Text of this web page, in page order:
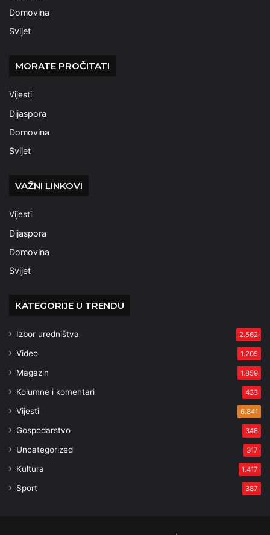
Domovina
Svijet
MORATE PROČITATI
Vijesti
Dijaspora
Domovina
Svijet
VAŽNI LINKOVI
Vijesti
Dijaspora
Domovina
Svijet
KATEGORIJE U TRENDU
Izbor uredništva 2.562
Video 1.205
Magazin 1.859
Kolumne i komentari 433
Vijesti 6.841
Gospodarstvo 348
Uncategorized 317
Kultura 1.417
Sport 387